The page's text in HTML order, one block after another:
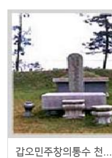
갑오민주창의통수 천...